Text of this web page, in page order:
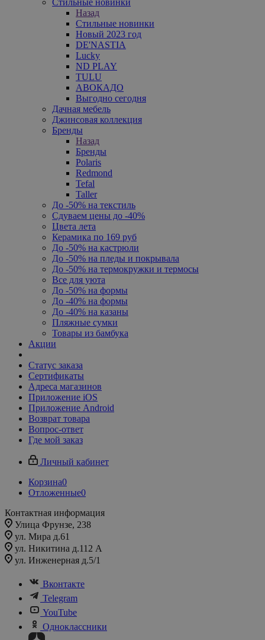
Назад
Стильные новинки
Новый 2023 год
DE'NASTIA
Lucky
ND PLAY
TULU
АВОКАДО
Выгодно сегодня
Дачная мебель
Джинсовая коллекция
Бренды
Назад
Бренды
Polaris
Redmond
Tefal
Taller
До -50% на текстиль
Сдуваем цены до -40%
Цвета лета
Керамика по 169 руб
До -50% на кастрюли
До -50% на пледы и покрывала
До -50% на термокружки и термосы
Все для уюта
До -50% на формы
До -40% на формы
До -40% на казаны
Пляжные сумки
Товары из бамбука
Акции
Статус заказа
Сертификаты
Адреса магазинов
Приложение iOS
Приложение Android
Возврат товара
Вопрос-ответ
Где мой заказ
Личный кабинет
Корзина0
Отложенные0
Контактная информация
Улица Фрунзе, 238​
ул. Мира д.61
ул. Никитина д.112 А
ул. Инженерная д.5/1
Вконтакте
Telegram
YouTube
Одноклассники